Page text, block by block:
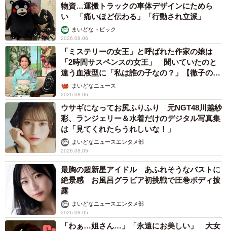
物資…運搬トラックの車体デザインにためら
い 「痛いほど伝わる」「行動され立派」
まいどなトピック
2026.08.06
「ミステリーの女王」と呼ばれた作家の娘は
「2時間サスペンスの女王」 聞いていたのと
違う血液型に「私は誰の子なの？」【徹子の部
屋】まいどなニュース
2026.08.06
ウサギになってお尻ふりふり 元NGT48川越紗
彩、ランジェリー＆水着だけのデジタル写真集
は「見てくれたらうれしいな！」
まいどなニュースエンタメ部
2026.08.05
最胸の超新星アイドル あふれそうなバストに
絶景感 お風呂グラビア初挑戦で圧巻ボディ披
露
まいどなニュースエンタメ部
2026.08.05
「わぁ…姐さん…」「永遠にお美しい」 大女